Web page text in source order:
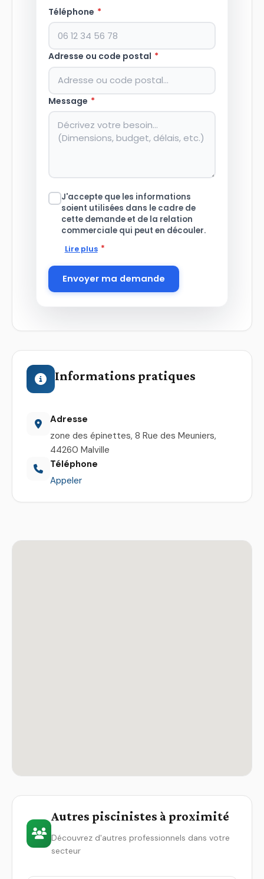
Téléphone *
Adresse ou code postal *
Message *
J'accepte que les informations
soient utilisées dans le cadre de
cette demande et de la relation
commerciale qui peut en découler.
Lire plus *
Envoyer ma demande
Informations pratiques
Adresse
zone des épinettes, 8 Rue des Meuniers,
44260 Malville
Téléphone
Appeler
Autres piscinistes à proximité
Découvrez d'autres professionnels dans votre
secteur